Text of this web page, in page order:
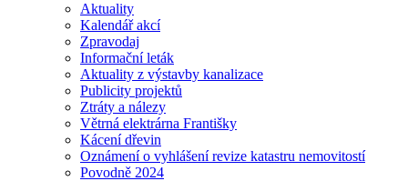
Aktuality
Kalendář akcí
Zpravodaj
Informační leták
Aktuality z výstavby kanalizace
Publicity projektů
Ztráty a nálezy
Větrná elektrárna Františky
Kácení dřevin
Oznámení o vyhlášení revize katastru nemovitostí
Povodně 2024